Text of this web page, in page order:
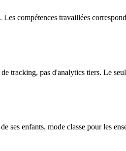
compétences travaillées
tracking, pas d'analytics tiers. Le
ses enfants, mode classe pour les